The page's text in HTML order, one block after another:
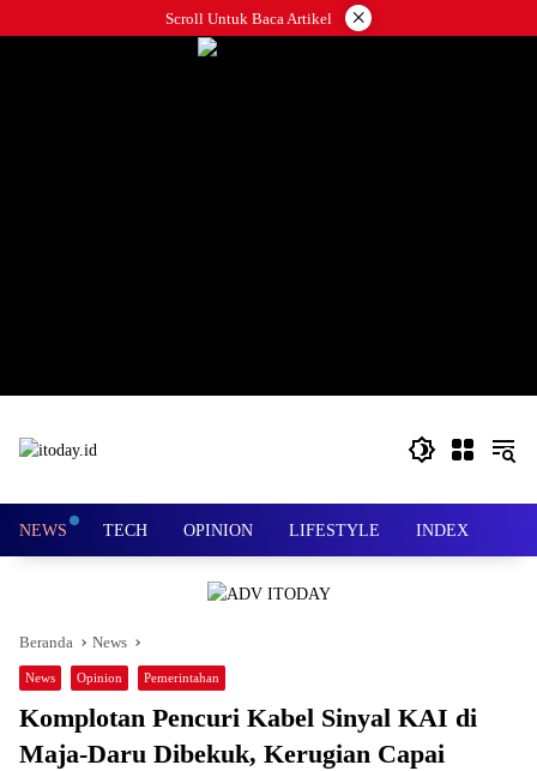
ke
Scroll Untuk Baca Artikel ×
NEWS TECH OPINION LIFESTYLE INDEX
Beranda News
News Opinion Pemerintahan
Komplotan Pencuri Kabel Sinyal KAI di
Maja-Daru Dibekuk, Kerugian Capai